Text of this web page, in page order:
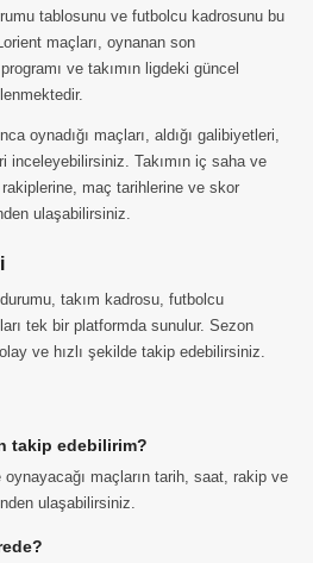
tablosunu ve futbolcu kadrosunu bu
maçları, oynanan son
ve takımın ligdeki güncel
oynadığı maçları, aldığı galibiyetleri,
inceleyebilirsiniz. Takımın iç saha ve
maç tarihlerine ve skor
ulaşabilirsiniz.
takım kadrosu, futbolcu
tek bir platformda sunulur. Sezon
ve hızlı şekilde takip edebilirsiniz.
takip edebilirim?
oynayacağı maçların tarih, saat, rakip ve
ulaşabilirsiniz.